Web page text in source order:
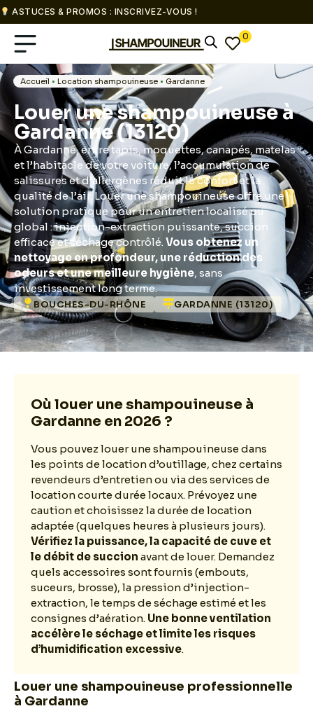
ASTUCES & PROMOS : INSCRIVEZ-VOUS !
0
Accueil • Location shampouineuse • Gardanne
Louer une shampouineuse à
Gardanne (13120)
À Gardanne, entre tapis, moquettes, canapés, matelas
et l’habitacle de votre voiture, l’accumulation de
salissures et d’allergènes réduit le confort et la
qualité de l’air. Louer une shampouineuse offre une
solution pratique pour un entretien localisé ou
global : injection-extraction puissante, succion
efficace et séchage contrôlé. Vous obtenez un
nettoyage en profondeur, une réduction des
odeurs et une meilleure hygiène, sans
investissement long terme.
BOUCHES-DU-RHÔNE GARDANNE (13120)
Où louer une shampouineuse à
Gardanne en 2026 ?
Vous pouvez louer une shampouineuse dans
les points de location d’outillage, chez certains
revendeurs d’entretien ou via des services de
location courte durée locaux. Prévoyez une
caution et choisissez la durée de location
adaptée (quelques heures à plusieurs jours).
Vérifiez la puissance, la capacité de cuve et
le débit de succion avant de louer. Demandez
quels accessoires sont fournis (embouts,
suceurs, brosse), la pression d’injection-
extraction, le temps de séchage estimé et les
consignes d’aération. Une bonne ventilation
accélère le séchage et limite les risques
d’humidification excessive.
Louer une shampouineuse professionnelle
à Gardanne